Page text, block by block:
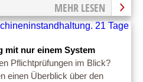
MEHR LESEN
mit nur einem System
Pflichtprüfungen im Blick?
einen Überblick über den